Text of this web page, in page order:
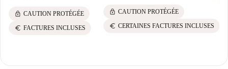
lock CAUTION PROTÉGÉE
euro FACTURES INCLUSES
lock CAUTION PROTÉGÉE
euro CERTAINES FACTURES INCLUSES